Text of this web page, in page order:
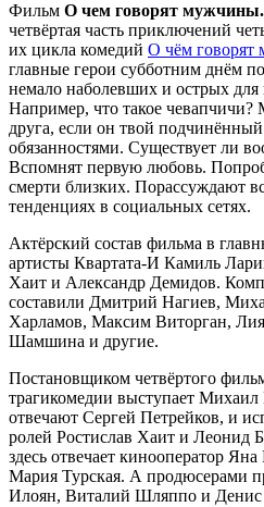
Фильм О чем говорят
четвёртая часть приключений
их цикла комедий О чём
главные герои субботним днём
немало наболевших и острых
Например, что такое
друга, если он твой
обязанностями. Существует ли
Вспомнят первую любовь.
смерти близких. Порассуждают
тенденциях в социальных сетях.
Актёрский состав фильма в
артисты Квартата-И Камиль
Хаит и Александр Демидов.
составили Дмитрий Нагиев,
Харламов, Максим Виторган,
Шамшина и другие.
Постановщиком четвёртого
трагикомедии выступает Михаил
отвечают Сергей Петрейков, и
ролей Ростислав Хаит и Леонид
здесь отвечает кинооператор
Мария Турская. А продюсерами
Илоян, Виталий Шляппо и